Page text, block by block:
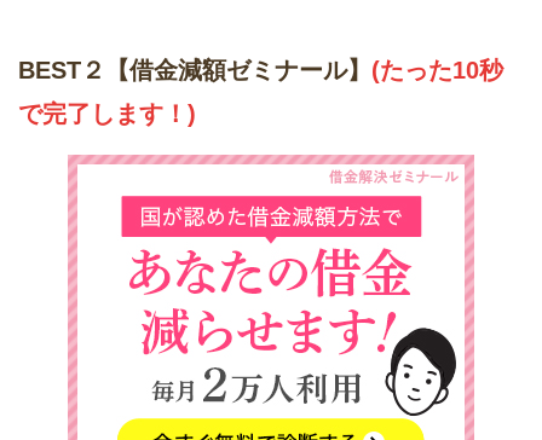
BEST２【借金減額ゼミナール】 (たった10秒
で完了します！)